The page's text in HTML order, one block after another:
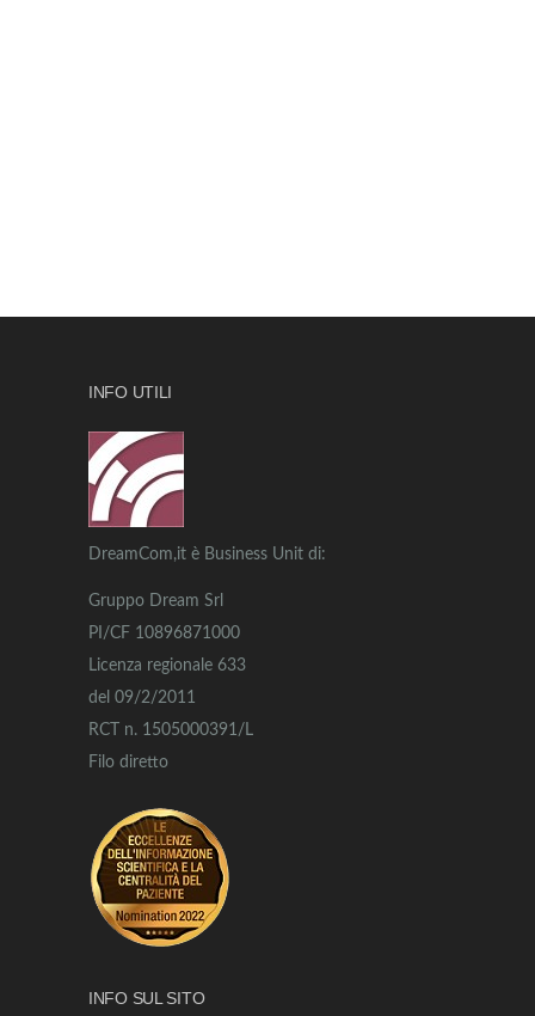
INFO UTILI
DreamCom,it è Business Unit di:
Gruppo Dream Srl
PI/CF 10896871000
Licenza regionale 633
del 09/2/2011
RCT n. 1505000391/L
Filo diretto
INFO SUL SITO